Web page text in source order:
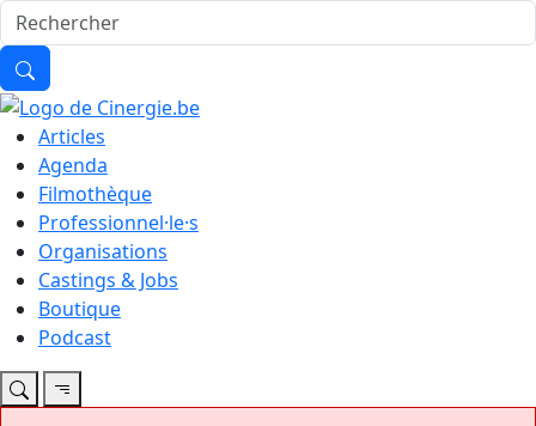
Articles
Agenda
Filmothèque
Professionnel·le·s
Organisations
Castings & Jobs
Boutique
Podcast